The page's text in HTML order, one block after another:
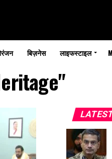
बिज़नेस लाइफस्टाइल